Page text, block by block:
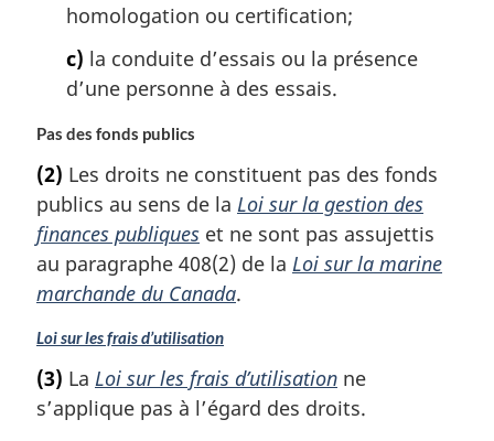
homologation ou certification;
c) la conduite d’essais ou la présence
d’une personne à des essais.
Pas des fonds publics
(2) Les droits ne constituent pas des fonds
publics au sens de la Loi sur la gestion des
finances publiques et ne sont pas assujettis
au paragraphe 408(2) de la Loi sur la marine
marchande du Canada.
Loi sur les frais d’utilisation
(3) La Loi sur les frais d’utilisation ne
s’applique pas à l’égard des droits.